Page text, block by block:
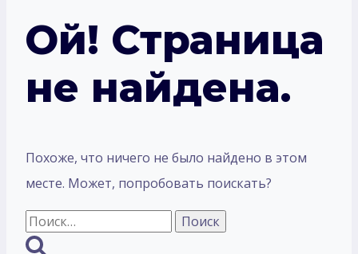
Ой! Страница
не найдена.
Похоже, что ничего не было найдено в этом
месте. Может, попробовать поискать?
Найти: